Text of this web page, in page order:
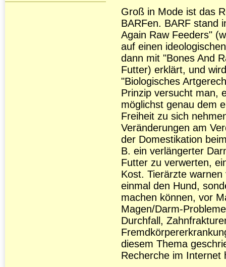
Groß in Mode ist das
BARFen. BARF stand
Again Raw Feeders"
auf einen
dann mit "Bones And
Futter) erklärt, und
"Biologisches
Prinzip versucht man,
möglichst genau dem
Freiheit zu sich
Veränderungen am
der Domestikation
B. ein verlängerter
Futter zu verwerten,
Kost. Tierärzte
einmal den Hund,
machen können, vor
Magen/Darm-
Durchfall,
diesem Thema
Recherche im Internet